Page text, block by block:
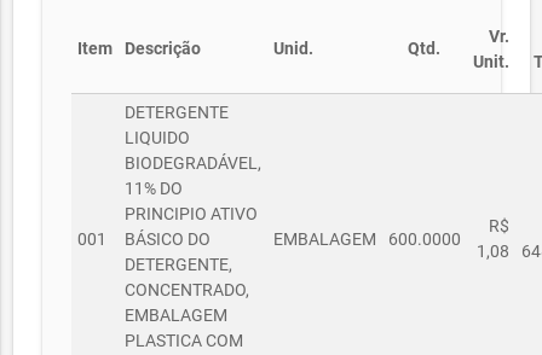
Item Descrição Unid. Qtd.
Vr.
Unit.
001
DETERGENTE
LIQUIDO
BIODEGRADÁVEL,
11% DO
PRINCIPIO ATIVO
BÁSICO DO
DETERGENTE,
CONCENTRADO,
EMBALAGEM
PLASTICA COM
EMBALAGEM 600.0000
R$
1,08